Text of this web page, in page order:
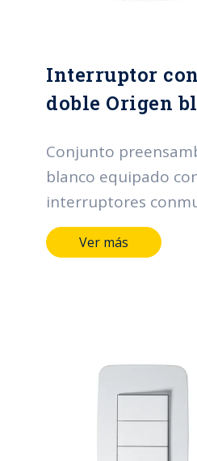
Interruptor
doble Origen
Conjunto
blanco equipado
interruptores
blanco. 110 - 250
Ver más